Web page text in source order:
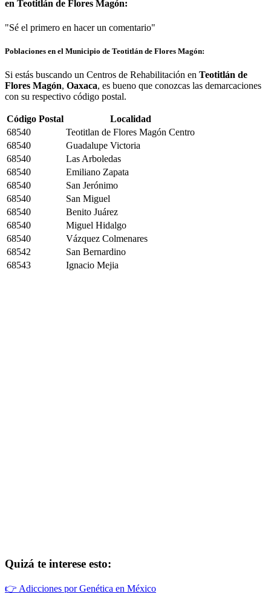
en Teotitlán de Flores Magón:
"Sé el primero en hacer un comentario"
Poblaciones en el Municipio de Teotitlán de Flores Magón:
Si estás buscando un Centros de Rehabilitación en Teotitlán de
Flores Magón, Oaxaca, es bueno que conozcas las demarcaciones
con su respectivo código postal.
Código Postal
Localidad
68540
Teotitlan de Flores Magón Centro
68540
Guadalupe Victoria
68540
Las Arboledas
68540
Emiliano Zapata
68540
San Jerónimo
68540
San Miguel
68540
Benito Juárez
68540
Miguel Hidalgo
68540
Vázquez Colmenares
68542
San Bernardino
68543
Ignacio Mejia
Quizá te interese esto:
👉 Adicciones por Genética en México